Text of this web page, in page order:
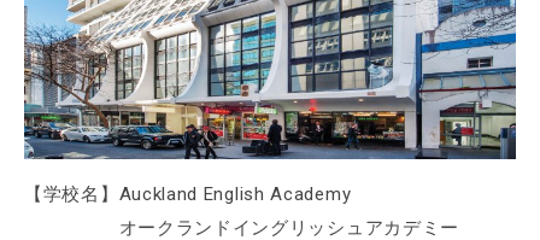
【学校名】Auckland English Academy
オークランドイングリッシュアカデミー